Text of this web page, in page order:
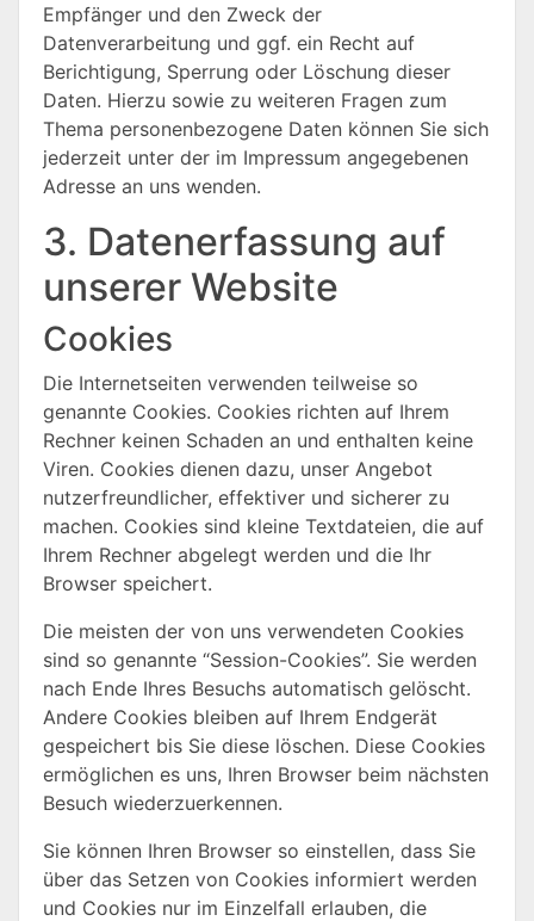
Empfänger und den Zweck der
Datenverarbeitung und ggf. ein Recht auf
Berichtigung, Sperrung oder Löschung dieser
Daten. Hierzu sowie zu weiteren Fragen zum
Thema personenbezogene Daten können Sie sich
jederzeit unter der im Impressum angegebenen
Adresse an uns wenden.
3. Datenerfassung auf
unserer Website
Cookies
Die Internetseiten verwenden teilweise so
genannte Cookies. Cookies richten auf Ihrem
Rechner keinen Schaden an und enthalten keine
Viren. Cookies dienen dazu, unser Angebot
nutzerfreundlicher, effektiver und sicherer zu
machen. Cookies sind kleine Textdateien, die auf
Ihrem Rechner abgelegt werden und die Ihr
Browser speichert.
Die meisten der von uns verwendeten Cookies
sind so genannte “Session-Cookies”. Sie werden
nach Ende Ihres Besuchs automatisch gelöscht.
Andere Cookies bleiben auf Ihrem Endgerät
gespeichert bis Sie diese löschen. Diese Cookies
ermöglichen es uns, Ihren Browser beim nächsten
Besuch wiederzuerkennen.
Sie können Ihren Browser so einstellen, dass Sie
über das Setzen von Cookies informiert werden
und Cookies nur im Einzelfall erlauben, die